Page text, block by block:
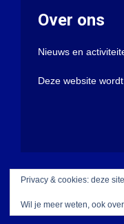
Over ons
Nieuws en
Deze website
Privacy & cookies: deze
Wil je meer weten, ook